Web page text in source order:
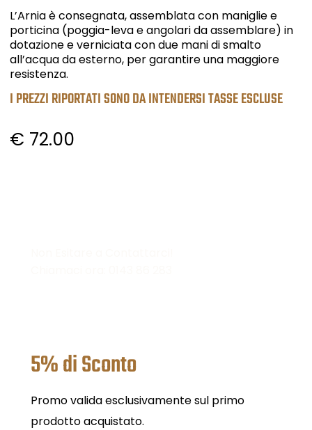
L’Arnia è consegnata, assemblata con maniglie e
porticina (poggia-leva e angolari da assemblare) in
dotazione e verniciata con due mani di smalto
all’acqua da esterno, per garantire una maggiore
resistenza.
I PREZZI RIPORTATI SONO DA INTENDERSI TASSE ESCLUSE
€ 72.00
5% di Sconto
Promo valida esclusivamente sul primo
prodotto acquistato.